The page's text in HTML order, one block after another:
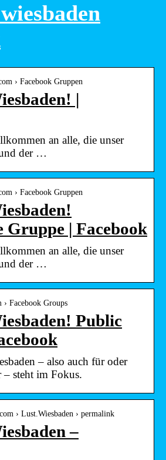
› Facebook Gruppen
|
an alle, die unser
der …
› Facebook Gruppen
Gruppe | Facebook
an alle, die unser
der …
Facebook Groups
Public
– also auch für oder
– steht im Fokus.
› Lust.Wiesbaden › permalink
–